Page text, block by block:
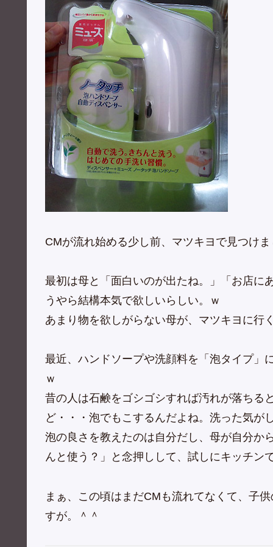
CMが流れ始める少し前、マツキヨで見つけ
最初は母と「面白いのが出たね。」「お店に
うやら結構本気で欲しいらしい。ｗ
あまり物を欲しがらない母が、マツキヨに行
最近、ハンドソープや洗顔料を「泡タイプ」
ｗ
昔の人は石鹸をゴシゴシすれば汚れが落ちる
ど・・・泡でもこするんだよね。洗った気が
泡の良さを教えたのは自分だし、母が自分か
んと使う？」と念押しして、試しにキッチン
まぁ、この頃はまだCMも流れてなくて、子
すが。＾＾